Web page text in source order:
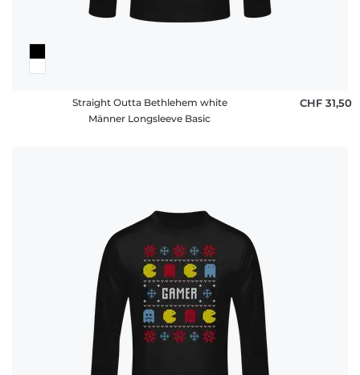
Straight Outta Bethlehem white
Männer Longsleeve Basic
CHF 31,50